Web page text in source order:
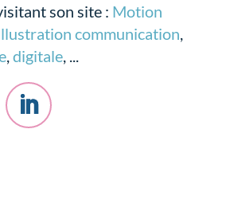
son site : Motion
communication,
,digitale, ...